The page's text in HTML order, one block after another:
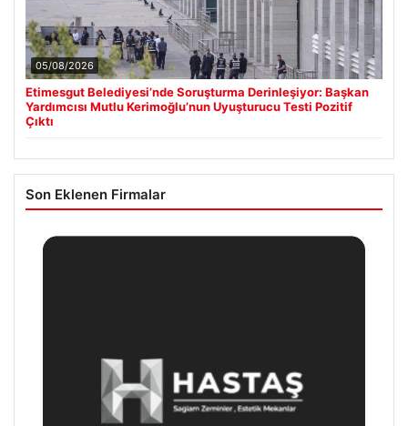
05/08/2026
Etimesgut Belediyesi’nde Soruşturma Derinleşiyor: Başkan
Yardımcısı Mutlu Kerimoğlu’nun Uyuşturucu Testi Pozitif
Çıktı
Son Eklenen Firmalar